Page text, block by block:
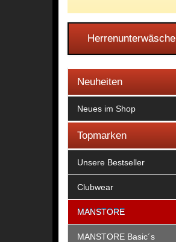
Herrenunterwäsche
Neuheiten
Neues im Shop
Topmarken
Unsere Bestseller
Clubwear
MANSTORE
MANSTORE Basic´s